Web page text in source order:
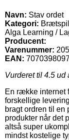
Navn: Stav ordet
Kategori:
Alga Learning /
Producent:
Varenummer:
EAN:
Vurderet til 4.5 ud
En række internet
forskellige
bragt ordren til en
produkter når det
altså super
mindst kostelige